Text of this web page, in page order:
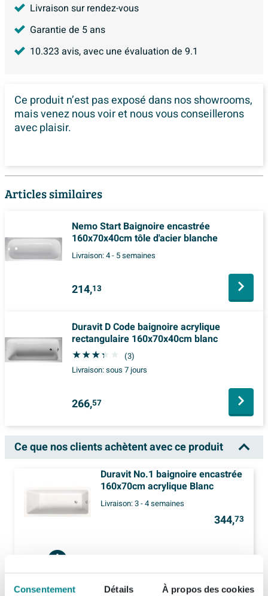
Consentement Détails À propos des cookies
Livraison sur rendez-vous
Garantie de 5 ans
10.323 avis, avec une évaluation de 9.1
Ce produit n’est pas exposé dansnos showrooms,
mais venez nous voir et nous vous conseillerons
avec plaisir.
Articles similaires
Nemo Start Baignoire encastrée
160x70x40cm tôle d'acier blanche
Livraison:4 - 5 semaines
214,13
Duravit D Code baignoire acrylique
rectangulaire 160x70x40cm blanc
(3)
Livraison:sous 7 jours
266,57
Ce que nos clients achètent avec ce produit
Duravit No.1 baignoire encastrée
160x70cm acrylique Blanc
Livraison:3 - 4 semaines
344,73
En stock 204,99